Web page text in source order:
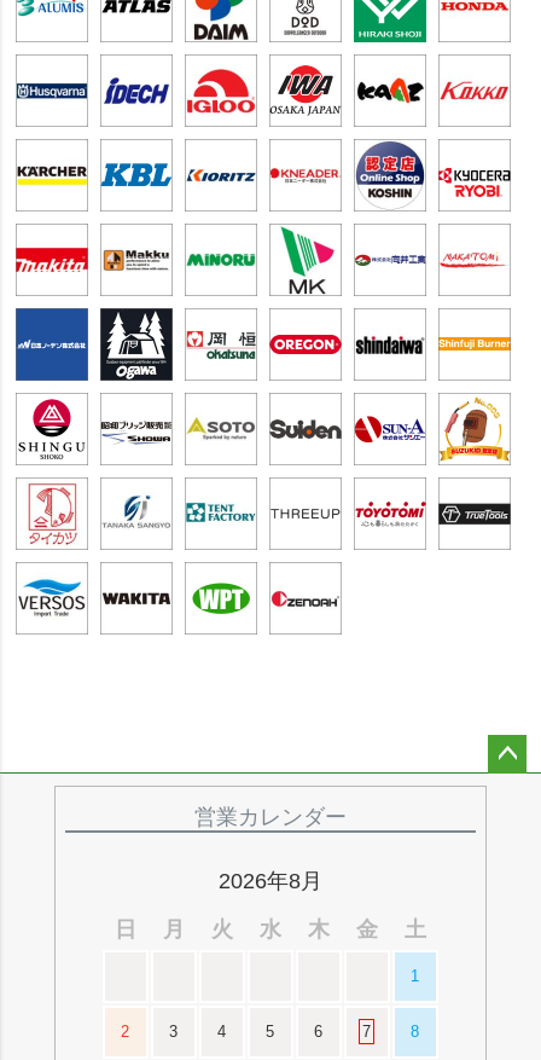
営業カレンダー
2026年8月
日
月 火 水 木 金 土
1
2 3 4 5 6 7 8